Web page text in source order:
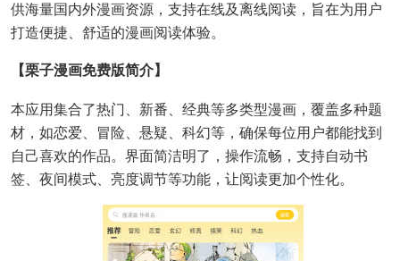
供海量国内外漫画资源，支持在线及离线阅读，旨在为用户
打造便捷、舒适的漫画阅读体验。
【栗子漫画免费版简介】
本应用集合了热门、新番、经典等多类型漫画，覆盖多种题
材，如恋爱、冒险、悬疑、科幻等，确保每位用户都能找到
自己喜欢的作品。界面简洁明了，操作流畅，支持自动书
签、夜间模式、亮度调节等功能，让阅读更加个性化。